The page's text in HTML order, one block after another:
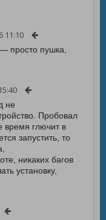
11:10
просто пушка,
не
Пробовал
время глючит в
запустить, то
никаких багов
установку,